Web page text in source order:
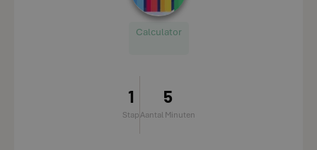
Calculator
1
Stap
5
Aantal Minuten